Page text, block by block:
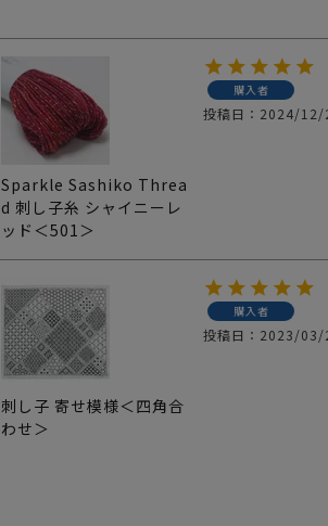
Sparkle Sashiko Threa
d 刺し子糸 シャイニーレ
ッド＜501＞
購入者
投稿日 2024/12/
刺し子 寄せ模様＜四角合
わせ＞
購入者
投稿日 2023/03/